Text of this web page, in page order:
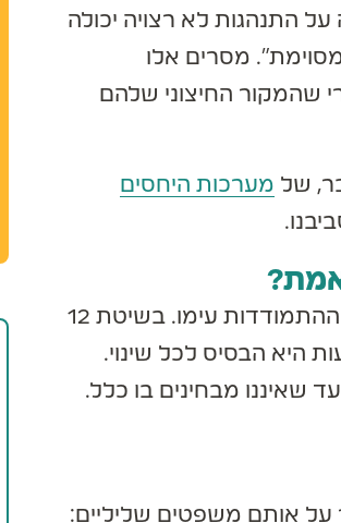
התנהגות לא רצויה יכולה
מסרים אלו
שהמקור החיצוני שלהם
שלמערכות היחסים
זיהוי הקול הביקורתי הפנימי בזמן אמת הוא שלב חיוני בתהליך ההתמודדות עימו. בשיטת 12
היא הבסיס לכל שינוי.
שאיננו מבחינים בו כלל.
על אותם משפטים שליליים: